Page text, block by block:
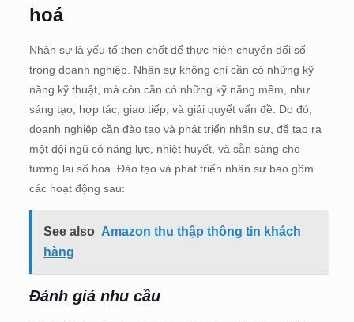
hoá
Nhân sự là yếu tố then chốt để thực hiện chuyển đổi số
trong doanh nghiệp. Nhân sự không chỉ cần có những kỹ
năng kỹ thuật, mà còn cần có những kỹ năng mềm, như
sáng tạo, hợp tác, giao tiếp, và giải quyết vấn đề. Do đó,
doanh nghiệp cần đào tạo và phát triển nhân sự, để tạo ra
một đội ngũ có năng lực, nhiệt huyết, và sẵn sàng cho
tương lai số hoá. Đào tạo và phát triển nhân sự bao gồm
các hoạt động sau:
See also Amazon thu thập thông tin khách
hàng
Đánh giá nhu cầu